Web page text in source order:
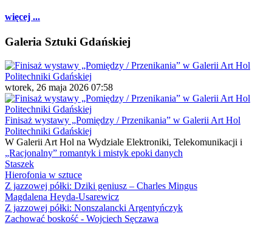
więcej ...
Galeria Sztuki Gdańskiej
wtorek, 26 maja 2026 07:58
Finisaż wystawy „Pomiędzy / Przenikania” w Galerii Art Hol
Politechniki Gdańskiej
W Galerii Art Hol na Wydziale Elektroniki, Telekomunikacji i
„Racjonalny” romantyk i mistyk epoki danych
Staszek
Hierofonia w sztuce
Z jazzowej półki: Dziki geniusz – Charles Mingus
Magdalena Heyda-Usarewicz
Z jazzowej półki: Nonszalancki Argentyńczyk
Zachować boskość - Wojciech Sęczawa